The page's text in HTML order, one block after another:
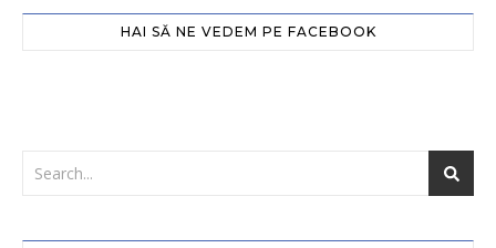
HAI SĂ NE VEDEM PE FACEBOOK